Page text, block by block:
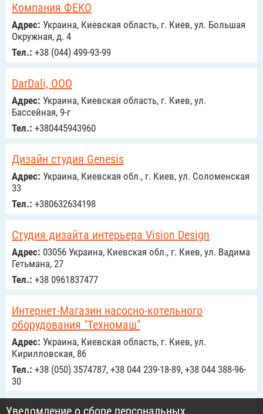
Компания ФЕКО
Адрес: Украина, Киевская область, г. Киев, ул. Большая
Окружная, д. 4
Тел.: +38 (044) 499-93-99
DarDali, ООО
Адрес: Украина, Киевская область, г. Киев, ул.
Бассейная, 9-г
Тел.: +380445943960
Дизайн студия Genesis
Адрес: Украина, Киевская обл., г. Киев, ул. Соломенская
33
Тел.: +380632634198
Студия дизайта интерьера Vision Design
Адрес: 03056 Украина, Киевская обл., г. Киев, ул. Вадима
Гетьмана, 27
Тел.: +38 0961837477
Интернет-Магазин насосно-котельного
оборудования "Техномаш"
Адрес: Украина, Киевская область, г. Киев, ул.
Кирилловская, 86
Тел.: +38 (050) 3574787, +38 044 239-18-89, +38 044 388-96-
30
Уведомление о сборе персональных